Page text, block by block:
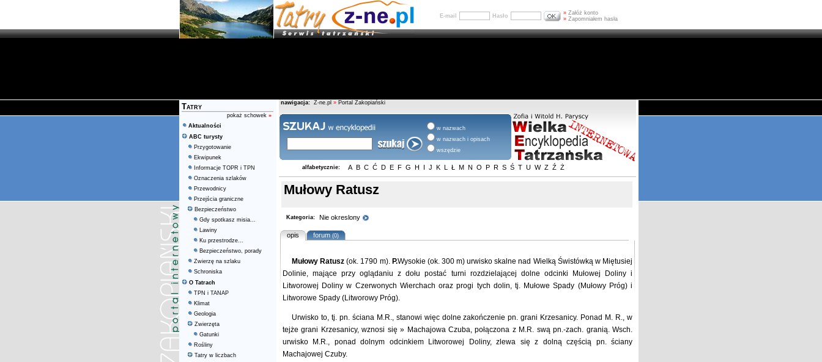
E-mail Hasło » Załóż konto
» Zapomniałem hasła
Tatry
pokaż schowek »
Aktualności
ABC turysty
Przygotowanie
Ekwipunek
Informacje TOPR i TPN
Oznaczenia szlaków
Przewodnicy
Przejścia graniczne
Bezpieczeństwo
Gdy spotkasz misia...
Lawiny
Ku przestrodze...
Bezpieczeństwo, porady
Zwierzę na szlaku
Schroniska
O Tatrach
TPN i TANAP
Klimat
Geologia
Zwierzęta
Gatunki
Rośliny
Tatry w liczbach
nawigacja: Z-ne.pl » Portal Zakopiański
w nazwach
w nazwach i opisach
wszędzie
alfabetycznie: A B C Ć D E F G H I J K L Ł M N O P R S Ś T U W Z Ź Ż
Mułowy Ratusz
Kategoria: Nie okreslony
opis forum(0)
Mułowy Ratusz (ok. 1790 m). P.Wysokie (ok. 300 m) urwisko skalne nad Wielką Świstówką w Miętusiej
Dolinie, mające przy oglądaniu z dołu postać turni rozdzielającej dolne odcinki Mułowej Doliny i
Litworowej Doliny w Czerwonych Wierchach oraz progi tych dolin, tj. Mułowe Spady (Mułowy Próg) i
Litworowe Spady (Litworowy Próg).
Urwisko to, tj. pn. ściana M.R., stanowi więc dolne zakończenie pn. grani Krzesanicy. Ponad M. R., w
tejże grani Krzesanicy, wznosi się » Machajowa Czuba, połączona z M.R. swą pn.-zach. granią. Wsch.
urwisko M.R., ponad dolnym odcinkiem Litworowej Doliny, zlewa się z dolną częścią pn. ściany
Machajowej Czuby.